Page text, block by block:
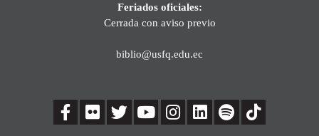
Feriados oficiales:
Cerrada con aviso previo
biblio@usfq.edu.ec